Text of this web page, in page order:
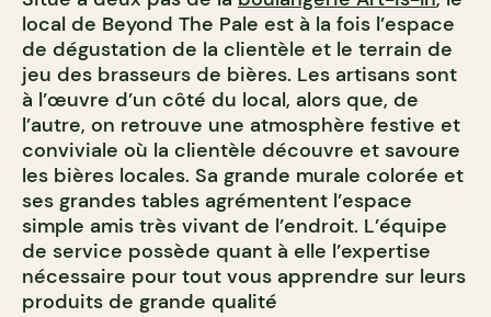
local de Beyond The Pale est à la fois l’espace
de dégustation de la clientèle et le terrain de
jeu des brasseurs de bières. Les artisans sont
à l’œuvre d’un côté du local, alors que, de
l’autre, on retrouve une atmosphère festive et
conviviale où la clientèle découvre et savoure
les bières locales. Sa grande murale colorée et
ses grandes tables agrémentent l’espace
simple amis très vivant de l’endroit. L’équipe
de service possède quant à elle l’expertise
nécessaire pour tout vous apprendre sur leurs
produits de grande qualité